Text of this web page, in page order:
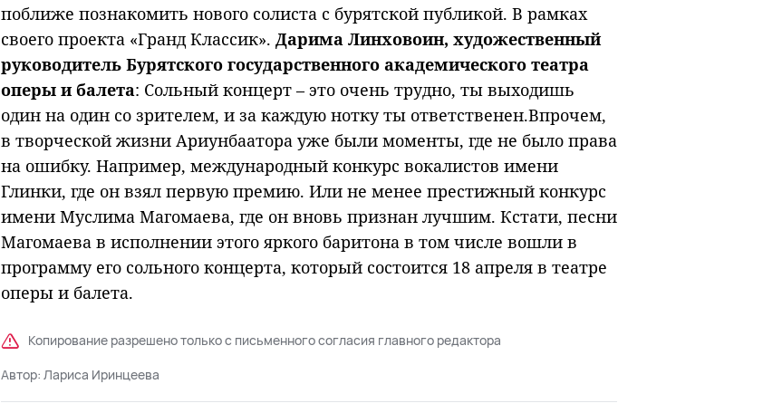
поближе познакомить нового солиста с бурятской публикой. В рамках
своего проекта «Гранд Классик». Дарима Линховоин, художественный
руководитель Бурятского государственного академического театра
оперы и балета: Сольный концерт – это очень трудно, ты выходишь
один на один со зрителем, и за каждую нотку ты ответственен.Впрочем,
в творческой жизни Ариунбаатора уже были моменты, где не было права
на ошибку. Например, международный конкурс вокалистов имени
Глинки, где он взял первую премию. Или не менее престижный конкурс
имени Муслима Магомаева, где он вновь признан лучшим. Кстати, песни
Магомаева в исполнении этого яркого баритона в том числе вошли в
программу его сольного концерта, который состоится 18 апреля в театре
оперы и балета.
Копирование разрешено только с письменного согласия главного редактора
Автор: Лариса Иринцеева